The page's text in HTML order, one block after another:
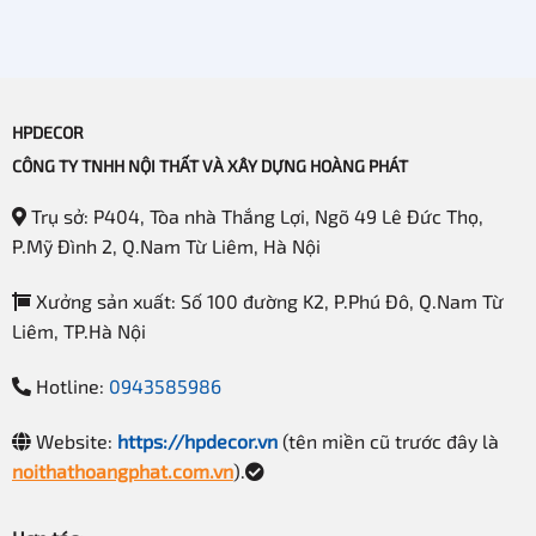
Lựa chọn màu sắc chủ đạo khi thiết kế
HPDECOR
CÔNG TY TNHH NỘI THẤT VÀ XÂY DỰNG HOÀNG PHÁT
Trụ sở: P404, Tòa nhà Thắng Lợi, Ngõ 49 Lê Đức Thọ,
P.Mỹ Đình 2, Q.Nam Từ Liêm, Hà Nội
Xưởng sản xuất: Số 100 đường K2, P.Phú Đô, Q.Nam Từ
Liêm, TP.Hà Nội
Hotline: 0943585986
Website: https://hpdecor.vn(tên miền cũ trước đây là
noithathoangphat.com.vn).